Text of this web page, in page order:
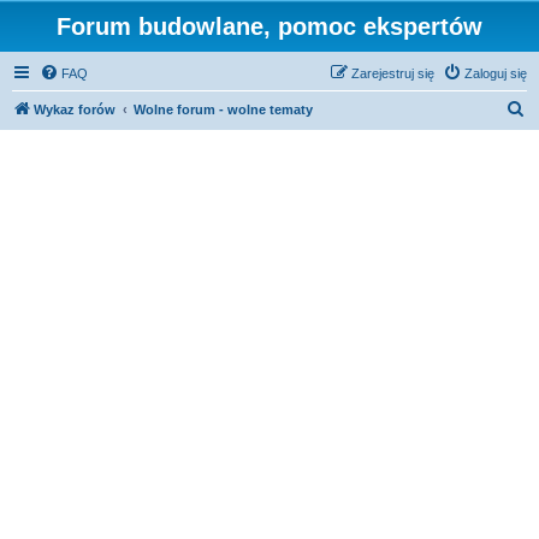
Forum budowlane, pomoc ekspertów
FAQ Zaloguj się
Zarejestruj się
Wykaz forów Wolne forum - wolne tematy